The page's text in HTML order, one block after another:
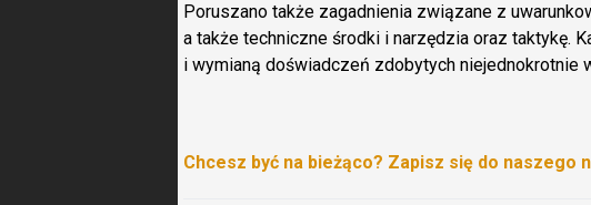
Poruszano także zagadnienia związane z
a także techniczne środki i narzędzia oraz taktykę.
i wymianą doświadczeń zdobytych niejednokrotnie
Chcesz być na bieżąco? Zapisz się do naszego